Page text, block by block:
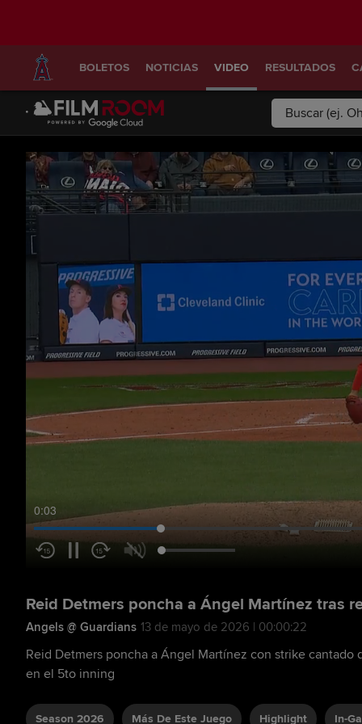
BOLETOS NOTICIAS VIDEO RESULTADOS
0:04
Reid Detmers poncha a Ángel Martínez tras
Angels @ Guardians 13 de mayo de 2026 | 00:00:22
Reid Detmers poncha a Ángel Martínez con strike cantado
en el 5to inning
Season 2026 Más De Este Juego Highlight In-